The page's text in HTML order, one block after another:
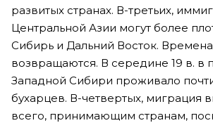
развитых странах. В-третьих,
Центральной Азии могут более
Сибирь и Дальний Восток.
возвращаются. В середине 19 в. в
Западной Сибири проживало почти
бухарцев. В-четвертых, миграция
всего, принимающим странам,